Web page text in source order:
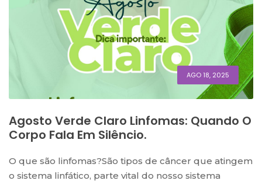
AGO 18, 2025
Agosto Verde Claro Linfomas: Quando O
Corpo Fala Em Silêncio.
O que são linfomas?São tipos de câncer que atingem
o sistema linfático, parte vital do nosso sistema